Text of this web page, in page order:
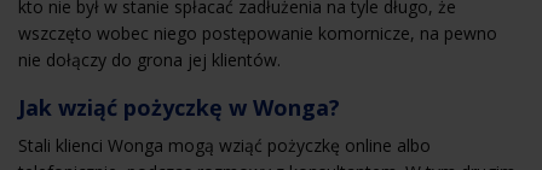
kto nie był w stanie spłacać zadłużenia na tyle długo, że
wszczęto wobec niego postępowanie komornicze, na pewno
nie dołączy do grona jej klientów.
Jak wziąć pożyczkę w Wonga?
Stali klienci Wonga mogą wziąć pożyczkę online albo